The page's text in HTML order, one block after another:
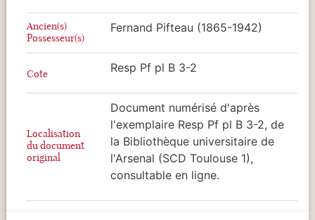
Ancien(s)
Possesseur(s)
Fernand Pifteau (1865-1942)
Cote Resp Pf pl B 3-2
Localisation
du document
original
Document numérisé d'après
l'exemplaire Resp Pf pl B 3-2, de
la Bibliothèque universitaire de
l'Arsenal (SCD Toulouse 1),
consultable en ligne.